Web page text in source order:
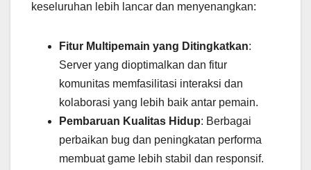
keseluruhan lebih lancar dan menyenangkan:
Fitur Multipemain yang Ditingkatkan:
Server yang dioptimalkan dan fitur
komunitas memfasilitasi interaksi dan
kolaborasi yang lebih baik antar pemain.
Pembaruan Kualitas Hidup: Berbagai
perbaikan bug dan peningkatan performa
membuat game lebih stabil dan responsif.